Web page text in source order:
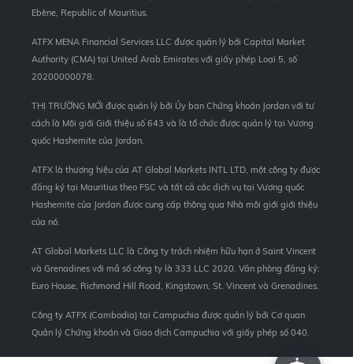
Ebène, Republic of Mauritius.
ATFX MENA Financial Services LLC được quản lý bởi Capital Market
Authority (CMA) tại United Arab Emirates với giấy phép Loại 5, số
20200000078.
THỊ TRƯỜNG MỚI được quản lý bởi Ủy ban Chứng khoán Jordan với tư
cách là Môi giới Giới thiệu số 643 và là tổ chức được quản lý tại Vương
quốc Hashemite của Jordan.
ATFX là thương hiệu của AT Global Markets INTL LTD, một công ty được
đăng ký tại Mauritius theo FSC và tất cả các dịch vụ tại Vương quốc
Hashemite của Jordan được cung cấp thông qua Nhà môi giới giới thiệu
của nó.
AT Global Markets LLC là Công ty trách nhiệm hữu hạn ở Saint Vincent
và Grenadines với mã số công ty là 333 LLC 2020. Văn phòng đăng ký:
Euro House, Richmond Hill Road, Kingstown, St. Vincent và Grenadines.
Công ty ATFX (Cambodia) tại Campuchia được quản lý bởi Cơ quan
Quản lý Chứng khoán và Giao dịch Campuchia với giấy phép số 040.